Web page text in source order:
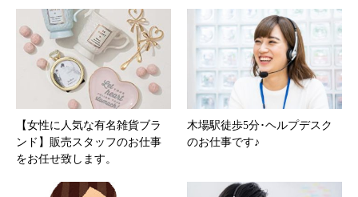
【女性に人気な有名雑貨ブラ
ンド】販売スタッフのお仕事
をお任せ致します。
木場駅徒歩5分･ヘルプデスク
のお仕事です♪